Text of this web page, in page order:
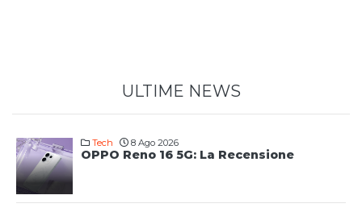
ULTIME NEWS
Tech 8 Ago 2026
OPPO Reno 16 5G: La Recensione